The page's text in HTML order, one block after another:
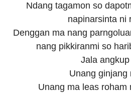
Ndang tagamon so
napinarsinta ni
Denggan ma nang
nang pikkiranmi so
Jala
Unang ginjang
Unang ma leas roham